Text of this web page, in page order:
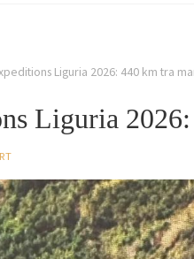
Liguria 2026: 440 km tra
Liguria 2026: